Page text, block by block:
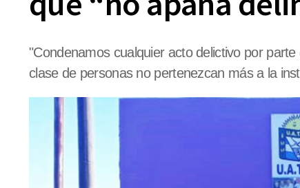
"Condenamos cualquier acto delictivo por
clase de personas no pertenezcan más a la